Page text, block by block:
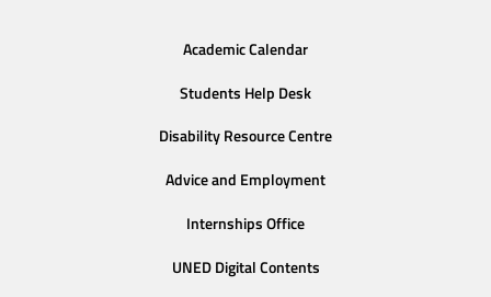
Academic Calendar
Students Help Desk
Disability Resource Centre
Advice and Employment
Internships Office
UNED Digital Contents